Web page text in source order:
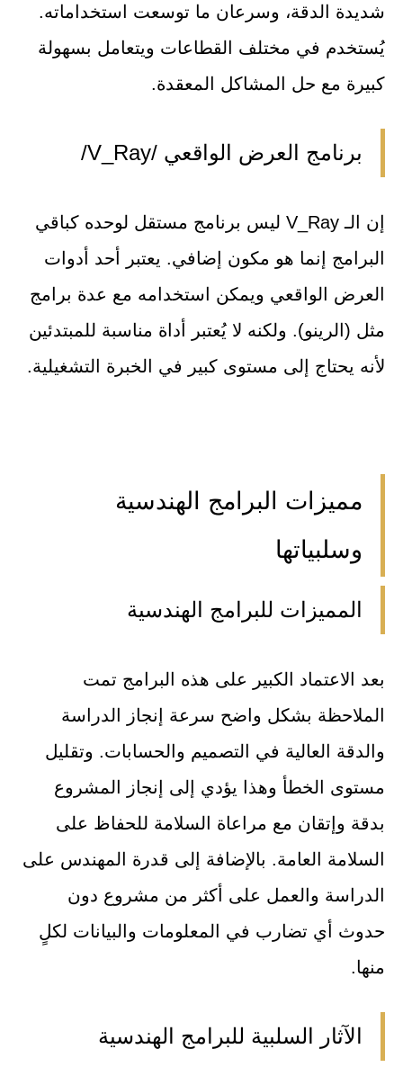
شديدة الدقة، وسرعان ما توسعت استخداماته.
يُستخدم في مختلف القطاعات ويتعامل بسهولة
كبيرة مع حل المشاكل المعقدة.
برنامج العرض الواقعي /V_Ray/
إن الـ V_Ray ليس برنامج مستقل لوحده كباقي
البرامج إنما هو مكون إضافي. يعتبر أحد أدوات
العرض الواقعي ويمكن استخدامه مع عدة برامج
مثل (الرينو). ولكنه لا يُعتبر أداة مناسبة للمبتدئين
لأنه يحتاج إلى مستوى كبير في الخبرة التشغيلية.
مميزات البرامج الهندسية
وسلبياتها
المميزات للبرامج الهندسية
بعد الاعتماد الكبير على هذه البرامج تمت
الملاحظة بشكل واضح سرعة إنجاز الدراسة
والدقة العالية في التصميم والحسابات. وتقليل
مستوى الخطأ وهذا يؤدي إلى إنجاز المشروع
بدقة وإتقان مع مراعاة السلامة للحفاظ على
السلامة العامة. بالإضافة إلى قدرة المهندس على
الدراسة والعمل على أكثر من مشروع دون
حدوث أي تضارب في المعلومات والبيانات لكلٍ
منها.
الآثار السلبية للبرامج الهندسية